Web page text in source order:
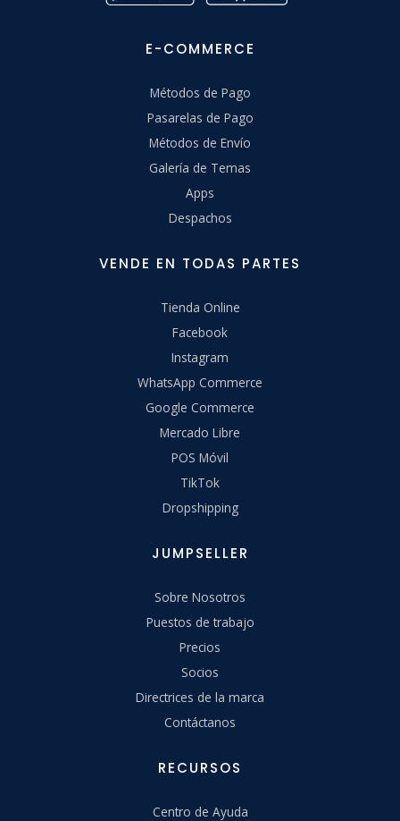
E-COMMERCE
Métodos de Pago
Pasarelas de Pago
Métodos de Envío
Galería de Temas
Apps
Despachos
VENDE EN TODAS PARTES
Tienda Online
Facebook
Instagram
WhatsApp Commerce
Google Commerce
Mercado Libre
POS Móvil
TikTok
Dropshipping
JUMPSELLER
Sobre Nosotros
Puestos de trabajo
Precios
Socios
Directrices de la marca
Contáctanos
RECURSOS
Centro de Ayuda